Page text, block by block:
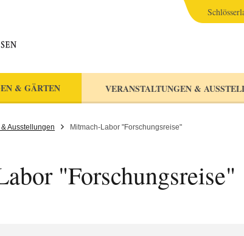
& GÄRTEN VERANSTALTUNGEN &
Ausstellungen Mitmach-Labor "Forschungsreise"
"Forschungsreise"